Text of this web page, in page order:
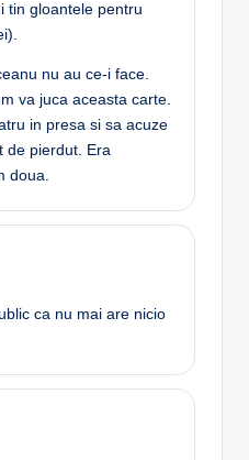
tin gloantele pentru
nu au ce-i face.
va juca aceasta carte.
in presa si sa acuze
de pierdut. Era
doua.
ca nu mai are nicio